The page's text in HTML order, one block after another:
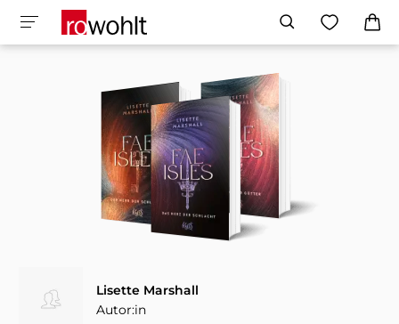
Lisette Marshall
Autor:in